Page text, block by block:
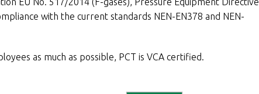
with the current standards NEN-EN378 and NEN-
as much as possible, PCT is VCA certified.